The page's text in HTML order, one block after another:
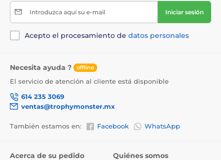
Introduzca aquí su e-mail Iniciar sesión
Acepto el procesamiento de datos personales
Necesita ayuda ? offline
El servicio de atención al cliente está disponible
614 235 3069
ventas@trophymonster.mx
También estamos en: Facebook WhatsApp
Acerca de su pedido Quiénes somos